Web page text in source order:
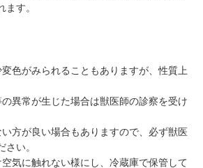
す。
色がみられることもありますが、性質上
異常が生じた場合は獣医師の診察を受け
方が良い場合もありますので、必ず獣医
い。
気に触れない様にし、冷蔵庫で保管して